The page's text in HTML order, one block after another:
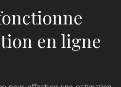
en ligne